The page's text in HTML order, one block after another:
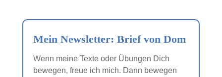
Mein Newsletter: Brief von Dom
Wenn meine Texte oder Übungen Dich
bewegen, freue ich mich. Dann bewegen